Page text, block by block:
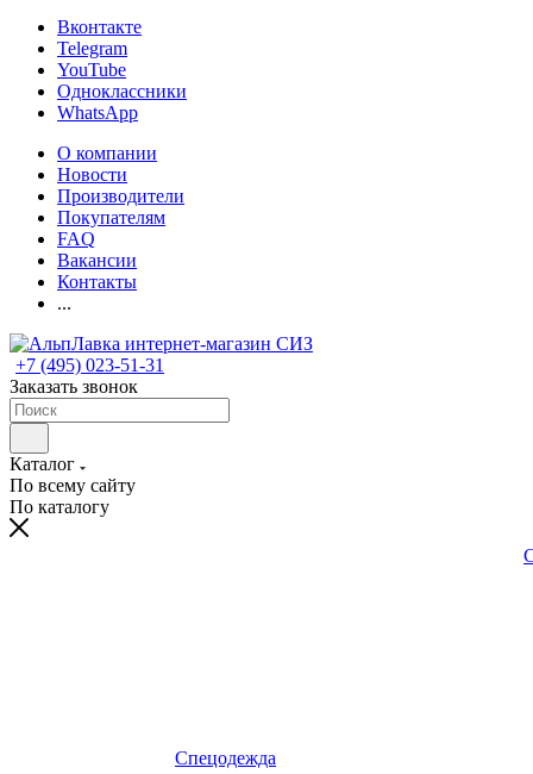
Вконтакте
Telegram
YouTube
Одноклассники
WhatsApp
О компании
Новости
Производители
Покупателям
FAQ
Вакансии
Контакты
...
+7 (495) 023-51-31
Заказать звонок
Каталог
По всему сайту
По каталогу
Спецодежда